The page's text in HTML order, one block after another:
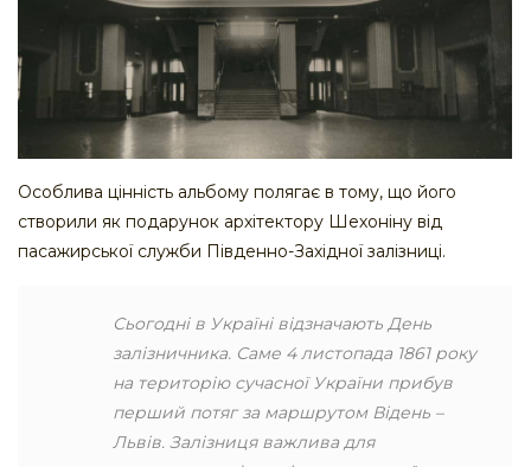
Особлива цінність альбому полягає в тому, що його
створили як подарунок архітектору Шехоніну від
пасажирської служби Південно-Західної залізниці.
Сьогодні в Україні відзначають День
залізничника. Саме 4 листопада 1861 року
на територію сучасної України прибув
перший потяг за маршрутом Відень –
Львів. Залізниця важлива для